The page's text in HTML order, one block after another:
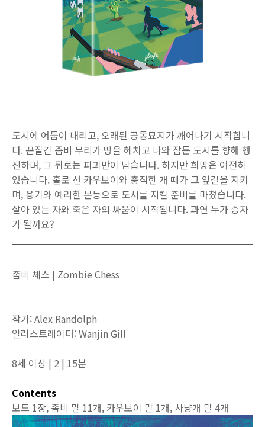
도시에 어둠이 내리고, 오래된 공동묘지가 깨어나기 시작합니
다. 꼰질긴 좀비 무리가 땅을 헤치고 나와 잠든 도시를 향해 행
진하며, 그 뒤로는 파괴만이 남습니다. 하지만 희망은 여전히
있습니다. 홀로 선 카우보이와 충직한 개 떼가 그 앞길을 지키
며, 용기와 예리한 본능으로 도시를 지킬 준비를 마쳤습니다.
살아 있는 자와 죽은 자의 싸움이 시작됩니다. 과연 누가 승자
가 될까요?
좀비 체스 | Zombie Chess
작가: Alex Randolph
일러스트레이터: Wanjin Gill
8세 이상 | 2 | 15분
Contents
보드 1장, 좀비 말 11개, 카우보이 말 1개, 사냥개 말 4개